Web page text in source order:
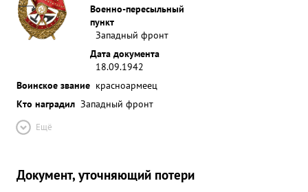
Военно-пересыльный
пункт
Западный фронт
Дата документа
18.09.1942
Воинское звание красноармеец
Кто наградил Западный фронт
Ещё
Документ, уточняющий потери